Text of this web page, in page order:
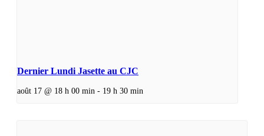
Dernier Lundi Jasette au CJC
août 17 @ 18 h 00 min - 19 h 30 min